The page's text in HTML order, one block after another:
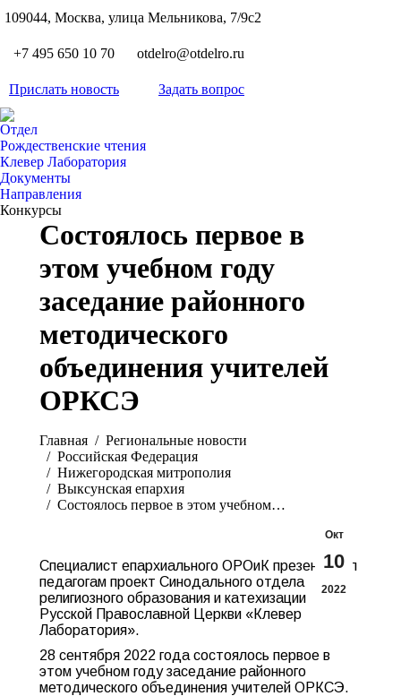
109044, Москва, улица Мельникова, 7/9с2
+7 495 650 10 70 otdelro@otdelro.ru
Прислать новость Задать вопрос
Отдел
Рождественские чтения
Клевер Лаборатория
Документы
Направления
Конкурсы
Состоялось первое в
этом учебном году
заседание районного
методического
объединения учителей
ОРКСЭ
Главная
Pегиональные новости
Российская Федерация
Нижегородская митрополия
Выксунская епархия
Состоялось первое в этом учебном…
Окт
10
2022
Специалист епархиального ОРОиК презентовал
педагогам проект Синодального отдела
религиозного образования и катехизации
Русской Православной Церкви «Клевер
Лаборатория».
28 сентября 2022 года состоялось первое в
этом учебном году заседание районного
методического объединения учителей ОРКСЭ.